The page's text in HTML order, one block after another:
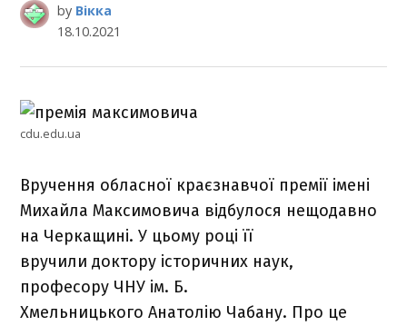
by Вікка
18.10.2021
cdu.edu.ua
Вручення обласної краєзнавчої премії імені
Михайла Максимовича відбулося нещодавно
на Черкащині. У цьому році її
вручилидоктору історичних наук,
професору ЧНУ ім. Б.
Хмельницького Анатолію Чабану. Про це